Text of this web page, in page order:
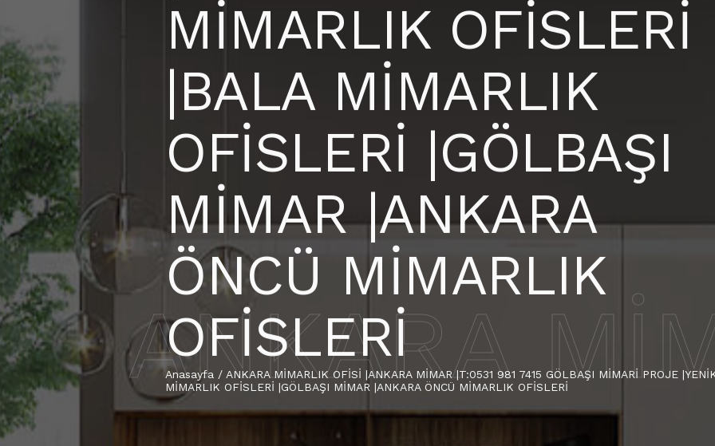
ANKARA
MİMARLIK OFİSLERİ
|BALA MİMARLIK
OFİSLERİ |GÖLBAŞI
MİMAR |ANKARA
ÖNCÜ MİMARLIK
OFİSLERİ
Anasayfa / ANKARA MİMARLIK OFİSİ |ANKARA MİMAR |T:0531 981 7415 GÖLBAŞI MİMARİ PROJE
MİMARLIK OFİSLERİ |GÖLBAŞI MİMAR |ANKARA ÖNCÜ MİMARLIK OFİSLERİ